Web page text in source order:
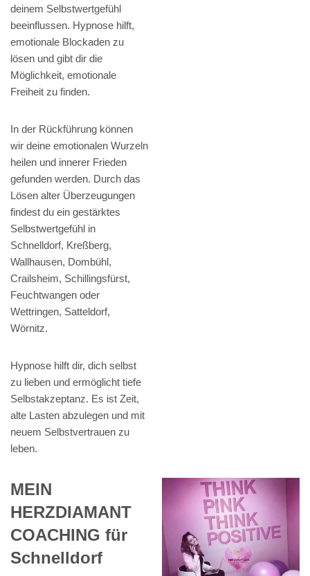
deinem Selbstwertgefühl
beeinflussen. Hypnose hilft,
emotionale Blockaden zu
lösen und gibt dir die
Möglichkeit, emotionale
Freiheit zu finden.
In der Rückführung können
wir deine emotionalen Wurzeln
heilen und innerer Frieden
gefunden werden. Durch das
Lösen alter Überzeugungen
findest du ein gestärktes
Selbstwertgefühl in
Schnelldorf, Kreßberg,
Wallhausen, Dombühl,
Crailsheim, Schillingsfürst,
Feuchtwangen oder
Wettringen, Satteldorf,
Wörnitz.
Hypnose hilft dir, dich selbst
zu lieben und ermöglicht tiefe
Selbstakzeptanz. Es ist Zeit,
alte Lasten abzulegen und mit
neuem Selbstvertrauen zu
leben.
MEIN
HERZDIAMANT
COACHING für
Schnelldorf